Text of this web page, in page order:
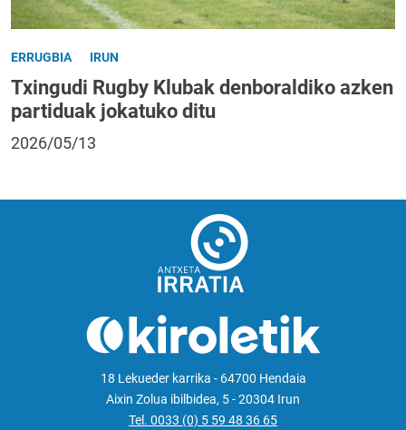
ERRUGBIA IRUN
Txingudi Rugby Klubak denboraldiko azken
partiduak jokatuko ditu
2026/05/13
18 Lekueder karrika - 64700 Hendaia
Aixin Zolua ibilbidea, 5 - 20304 Irun
Tel. 0033 (0) 5 59 48 36 65